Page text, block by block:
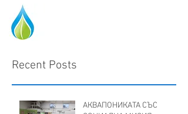
Recent Posts
АКВАПОНИКАТА СЪС